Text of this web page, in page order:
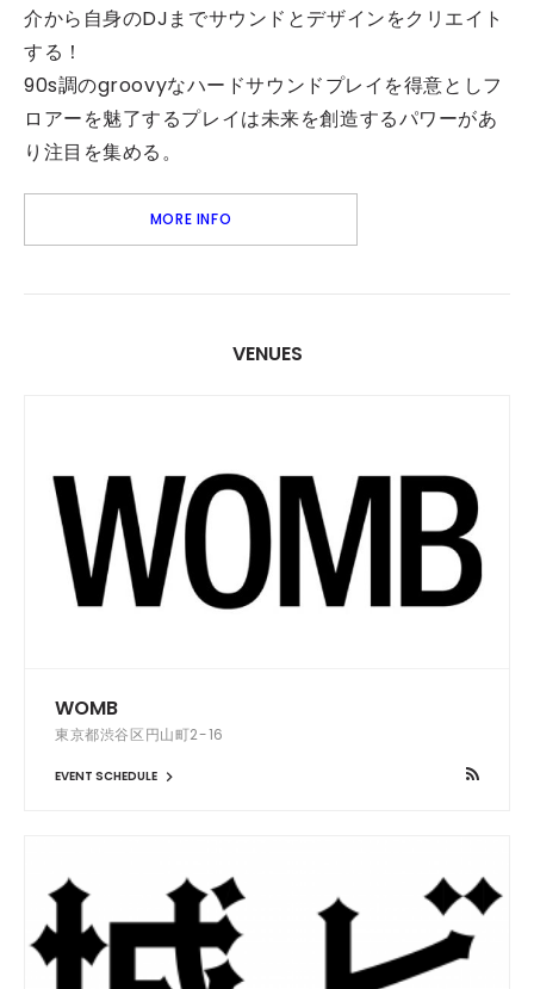
介から自身のDJまでサウンドとデザインをクリエイト
する！
90s調のgroovyなハードサウンドプレイを得意としフ
ロアーを魅了するプレイは未来を創造するパワーがあ
り注目を集める。
MORE INFO
VENUES
WOMB
東京都渋谷区円山町2-16
EVENT SCHEDULE